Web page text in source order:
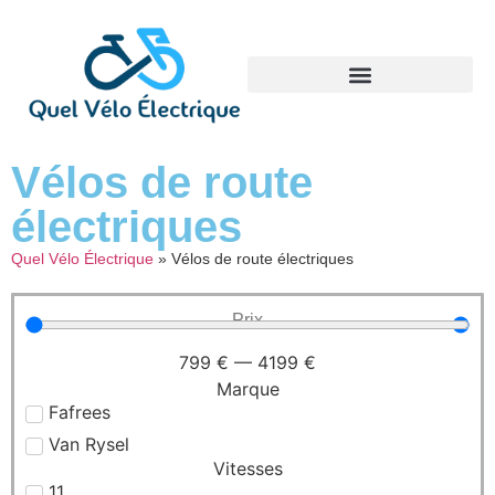
Vélos de route
électriques
Quel Vélo Électrique » Vélos de route électriques
Prix
799 € — 4199 €
Marque
Fafrees
Van Rysel
Vitesses